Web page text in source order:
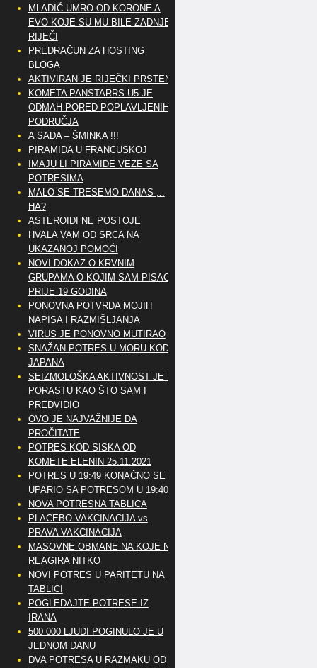
MLADIĆ UMRO OD KORONE A
EVO KOJE SU MU BILE ZADNJE
RIJEČI
PREDRAČUN ZA HOSTING
BLOGA
AKTIVIRAN JE RIJEČKI PRSTEN
KOMETA PANSTARRS U5 JE
ODMAH PORED POPLAVLJENIH
PODRUČJA
A SADA – ŠMINKA !!!
PIRAMIDA U FRANCUSKOJ
IMAJU LI PIRAMIDE VEZE SA
POTRESIMA
MALO SE TRESEMO DANAS ,..
HA?
ASTEROIDI NE POSTOJE
HVALA VAM OD SRCA NA
UKAZANOJ POMOĆI
NOVI DOKAZ O KRVNIM
GRUPAMA O KOJIM SAM PISAO
PRIJE 19 GODINA
PONOVNA POTVRDA MOJIH
NAPISA I RAZMIŠLJANJA
VIRUS JE PONOVNO MUTIRAO
SNAŽAN POTRES U MORU KOD
JAPANA
SEIZMOLOŠKA AKTIVNOST JE U
PORASTU KAO ŠTO SAM I
PREDVIDIO
OVO JE NAJVAŽNIJE DA
PROČITATE
POTRES KOD SISKA OD
KOMETE ELENIN 25.11.2021
POTRES U 19:49 KONAČNO SE
UPARIO SA POTRESOM U 19:40
NOVA POTRESNA TABLICA
PLACEBO VAKCINACIJA vs
PRAVA VAKCINACIJA
MASOVNE OBMANE NA KOJE NE
REAGIRA NITKO
NOVI POTRES U PARITETU NA
TABLICI
POGLEDAJTE POTRESE IZ
IRANA
500 000 LJUDI POGINULO JE U
JEDNOM DANU
DVA POTRESA U RAZMAKU OD